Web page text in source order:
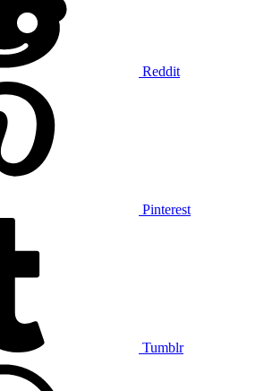
Reddit
Pinterest
Tumblr